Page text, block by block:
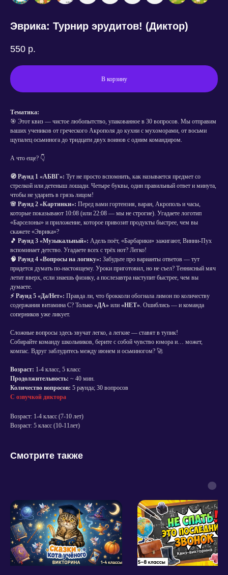
Эврика: Турнир эрудитов! (Диктор)
550 р.
В корзину
Тематика:
🎯 Этот квиз — чистое любопытство, упакованное в 30 вопросов. Мы отправим
ваших учеников от греческого Акрополя до кухни с мухоморами, от восьми
щупалец осьминога до тридцати двух воинов с одним командиром.
А что еще? 👇
🧭 Раунд 1 «АБВГ»: Тут не просто вспомнить, как называется предмет со
стрелкой или детеныш лошади. Четыре буквы, один правильный ответ и минута,
чтобы не ударить в грязь лицом!
🌸 Раунд 2 «Картинки»: Перед вами гортензия, варан, Акрополь и часы,
которые показывают 10:08 (или 22:08 — мы не строгие). Угадаете логотип
«Барселоны» и приложение, которое привозит продукты быстрее, чем вы
скажете «Эврика»?
🎵 Раунд 3 «Музыкальный»: Адель поёт, «Барбарики» зажигают, Винни-Пух
вспоминает детство. Угадаете всех с трёх нот? Легко!
🧠 Раунд 4 «Вопросы на логику»: Забудьте про варианты ответов — тут
придется думать по-настоящему. Уроки приготовил, но не съел? Теннисный мяч
летит вверх, если знаешь физику, а послезавтра наступит быстрее, чем вы
думаете.
⚡ Раунд 5 «Да/Нет»: Правда ли, что брокколи обогнала лимон по количеству
содержания витамина С? Только «ДА» или «НЕТ». Ошиблись — и команда
соперников уже ликует.
Сложные вопросы здесь звучат легко, а легкие — ставят в тупик!
Собирайте команду школьников, берите с собой чувство юмора и… может,
компас. Вдруг заблудитесь между июнем и осьминогом? 🚀
Возраст: 1-4 класс, 5 класс
Продолжительность: ~ 40 мин.
Количество вопросов: 5 раунда; 30 вопросов
С озвучкой диктора
Возраст: 1-4 класс (7-10 лет)
Возраст: 5 класс (10-11лет)
Смотрите также
Политика конфиденциальности